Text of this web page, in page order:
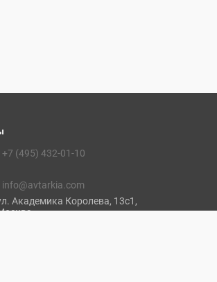
+7 (495) 432-01-10
info@avtarkia.com
Академика Королева, 13с1,